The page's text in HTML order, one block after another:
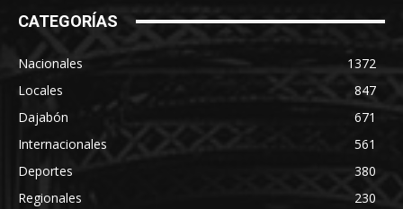
CATEGORÍAS
Nacionales
1372
Locales
847
Dajabón
671
Internacionales
561
Deportes
380
Regionales
230